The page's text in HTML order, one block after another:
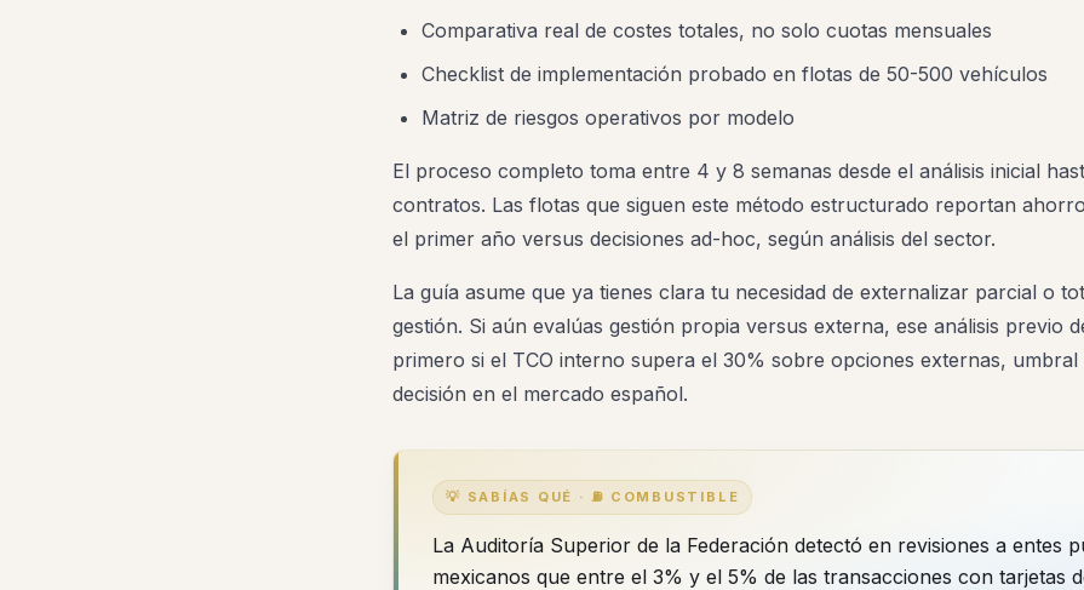
Comparativa real de costes totales, no solo cuotas mensuales
Checklist de implementación probado en flotas de 50-500 vehículos
Matriz de riesgos operativos por modelo
El proceso completo toma entre 4 y 8 semanas desde el análisis inicial
contratos. Las flotas que siguen este método estructurado reportan
el primer año versus decisiones ad-hoc, según análisis del sector.
La guía asume que ya tienes clara tu necesidad de externalizar parcial o
gestión. Si aún evalúas gestión propia versus externa, ese análisis previo
primero si el TCO interno supera el 30% sobre opciones externas, umbral
decisión en el mercado español.
💡 SABÍAS QUÉ · ⛽ COMBUSTIBLE
La Auditoría Superior de la Federación detectó en revisiones a entes
mexicanos que entre el 3% y el 5% de las transacciones con tarjetas